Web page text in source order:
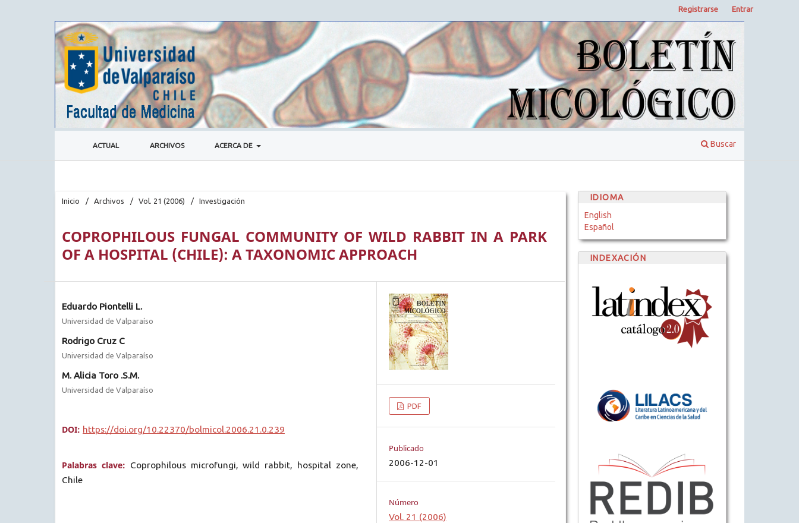
ACTUAL ARCHIVOS ACERCA DE Buscar
Registrarse Entrar
Inicio / Archivos / Vol. 21 (2006) / Investigación
COPROPHILOUS FUNGAL COMMUNITY OF WILD RABBIT IN A PARK
OF A HOSPITAL (CHILE): A TAXONOMIC APPROACH
Eduardo Piontelli L.
Universidad de Valparaíso
Rodrigo Cruz C
Universidad de Valparaíso
M. Alicia Toro .S.M.
Universidad de Valparaíso
DOI: https://doi.org/10.22370/bolmicol.2006.21.0.239
Palabras clave: Coprophilous microfungi, wild rabbit, hospital zone,
Chile
PDF
Publicado
2006-12-01
Número
Vol. 21 (2006)
IDIOMA
English
Español
INDEXACIÓN